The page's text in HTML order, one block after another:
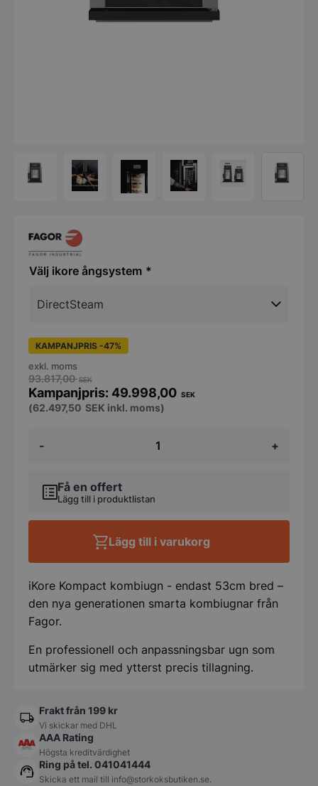
ikore ångsystem
-
iKore
Kombiugn
1/1GN
53cm
mängd
+
KAMPANJPRIS -47%
93.817,00SEK
49.998,00 SEK
exkl. moms
(62.497,50 SEK inkl. moms)
Få en offert
Lägg till i produktlistan
Lägg till i varukorg
iKore Kompact kombiugn - endast 53cm bred –
den nya generationen smarta kombiugnar från
Fagor.
En professionell och anpassningsbar ugn som
utmärker sig med ytterst precis tillagning.
Frakt från 199 kr
Vi skickar med DHL
AAA Rating
Högsta kreditvärdighet
Ring på tel. 041041444
Skicka ett mail till info@storkoksbutiken.se.